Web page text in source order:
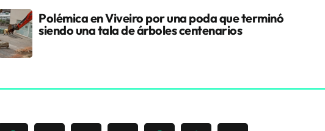
Polémica en Viveiro por una poda que terminó
siendo una tala de árboles centenarios